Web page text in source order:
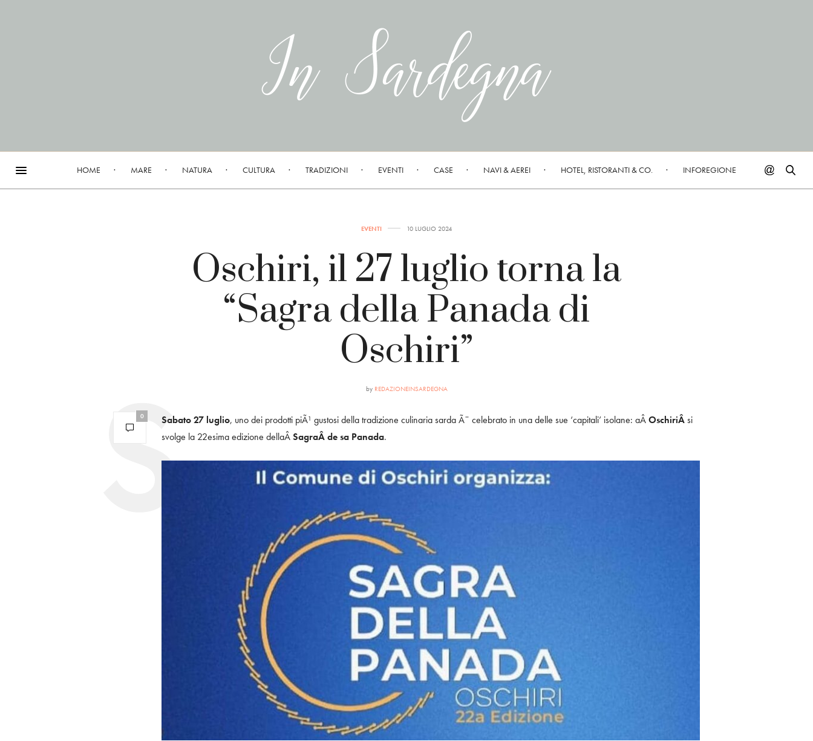
HOME MARE NATURA CULTURA TRADIZIONI EVENTI CASE NAVI & AEREI HOTEL, RISTORANTI & CO. INFOREGIONE
EVENTI 10 LUGLIO 2024
Oschiri, il 27 luglio torna la
“Sagra della Panada di
Oschiri”
by REDAZIONEINSARDEGNA
0 Sabato 27 luglio, uno dei prodotti piÃ¹ gustosi della tradizione culinaria sarda Ã¨ celebrato in una delle sue ‘capitali’ isolane: aÂOschiriÂsi
svolge la 22esima edizione dellaÂSagraÂ de sa Panada.